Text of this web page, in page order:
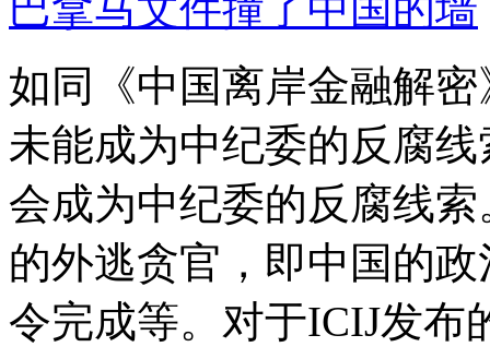
巴拿马文件撞了中国的墙
如同《中国离岸金融解
未能成为中纪委的反腐
会成为中纪委的反腐线
的外逃贪官，即中国的
令完成等。对于ICIJ发布